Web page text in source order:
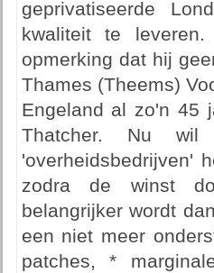
geprivatiseerde
kwaliteit te
opmerking dat hij
Thames (Theems)
Engeland al zo'n 45
Thatcher. Nu
'overheidsbedrijven'
zodra de winst
belangrijker wordt
een niet meer
patches, *